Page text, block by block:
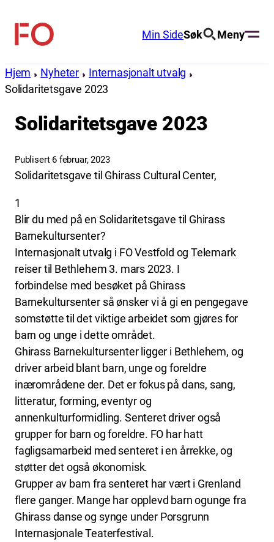
innhold
FO
Min SideSøk Meny
Hjem Nyheter
Internasjonalt utvalg
Solidaritetsgave 2023
Solidaritetsgave 2023
Publisert 6 februar, 2023
Solidaritetsgave til Ghirass Cultural Center,
1
Blir du med på en Solidaritetsgave til Ghirass
Barnekultursenter?
Internasjonalt utvalg i FO Vestfold og Telemark
reiser til Bethlehem 3. mars 2023. I
forbindelse med besøket på Ghirass
Barnekultursenter så ønsker vi å gi en pengegave
somstøtte til det viktige arbeidet som gjøres for
barn og unge i dette området.
Ghirass Barnekultursenter ligger i Bethlehem, og
driver arbeid blant barn, unge og foreldre
inærområdene der. Det er fokus på dans, sang,
litteratur, forming, eventyr og
annenkulturformidling. Senteret driver også
grupper for barn og foreldre. FO har hatt
fagligsamarbeid med senteret i en årrekke, og
støtter det også økonomisk.
Grupper av barn fra senteret har vært i Grenland
flere ganger. Mange har opplevd barn ogunge fra
Ghirass danse og synge under Porsgrunn
Internasjonale Teaterfestival.